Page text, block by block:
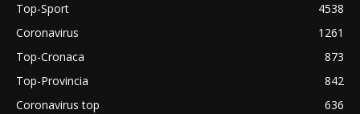
Top-Sport
4538
Coronavirus
1261
Top-Cronaca
873
Top-Provincia
842
Coronavirus top
636